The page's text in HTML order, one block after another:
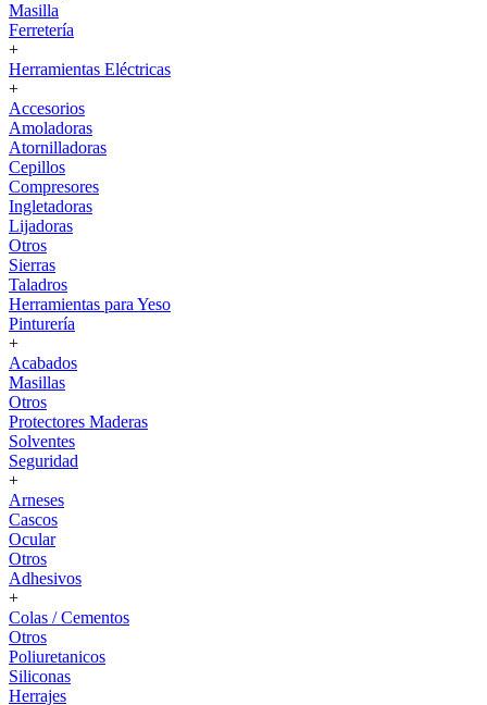
Masilla
Ferretería
+
Herramientas Eléctricas
+
Accesorios
Amoladoras
Atornilladoras
Cepillos
Compresores
Ingletadoras
Lijadoras
Otros
Sierras
Taladros
Herramientas para Yeso
Pinturería
+
Acabados
Masillas
Otros
Protectores Maderas
Solventes
Seguridad
+
Arneses
Cascos
Ocular
Otros
Adhesivos
+
Colas / Cementos
Otros
Poliuretanicos
Siliconas
Herrajes